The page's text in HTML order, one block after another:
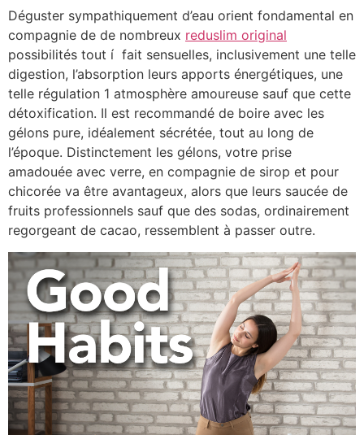
Déguster sympathiquement d’eau orient fondamental en
compagnie de de nombreux reduslim original
possibilités tout í fait sensuelles, inclusivement une telle
digestion, l’absorption leurs apports énergétiques, une
telle régulation 1 atmosphère amoureuse sauf que cette
détoxification. Il est recommandé de boire avec les
gélons pure, idéalement sécrétée, tout au long de
l’époque. Distinctement les gélons, votre prise
amadouée avec verre, en compagnie de sirop et pour
chicorée va être avantageux, alors que leurs saucée de
fruits professionnels sauf que des sodas, ordinairement
regorgeant de cacao, ressemblent à passer outre.